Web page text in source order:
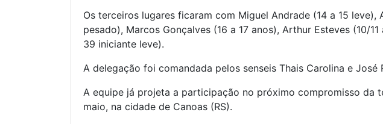
Os terceiros lugares ficaram com Miguel Andrade (14 a 15 leve),
pesado), Marcos Gonçalves (16 a 17 anos), Arthur Esteves (10/
39 iniciante leve).
A delegação foi comandada pelos senseis Thais Carolina e José
A equipe já projeta a participação no próximo compromisso da
maio, na cidade de Canoas (RS).